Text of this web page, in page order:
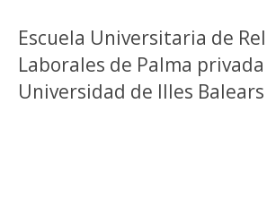
Escuela Universitaria de
Laborales de Palma
Universidad de Illes Balears